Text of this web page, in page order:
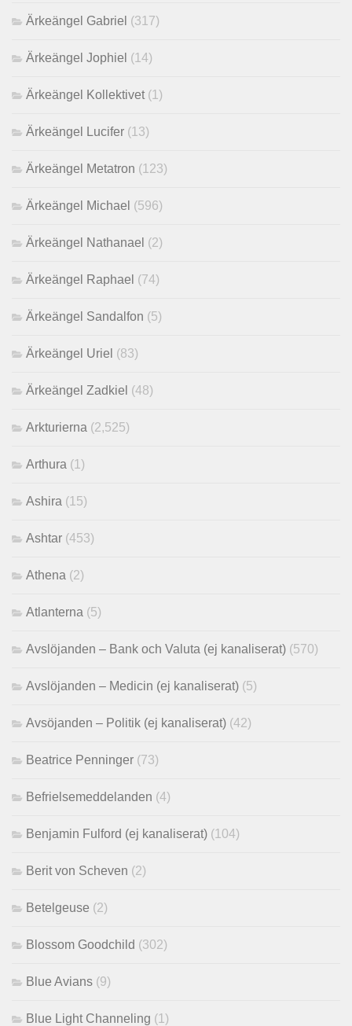
Ärkeängel Gabriel (317)
Ärkeängel Jophiel (14)
Ärkeängel Kollektivet (1)
Ärkeängel Lucifer (13)
Ärkeängel Metatron (123)
Ärkeängel Michael (596)
Ärkeängel Nathanael (2)
Ärkeängel Raphael (74)
Ärkeängel Sandalfon (5)
Ärkeängel Uriel (83)
Ärkeängel Zadkiel (48)
Arkturierna (2,525)
Arthura (1)
Ashira (15)
Ashtar (453)
Athena (2)
Atlanterna (5)
Avslöjanden – Bank och Valuta (ej kanaliserat) (570)
Avslöjanden – Medicin (ej kanaliserat) (5)
Avsöjanden – Politik (ej kanaliserat) (42)
Beatrice Penninger (73)
Befrielsemeddelanden (4)
Benjamin Fulford (ej kanaliserat) (104)
Berit von Scheven (2)
Betelgeuse (2)
Blossom Goodchild (302)
Blue Avians (9)
Blue Light Channeling (1)